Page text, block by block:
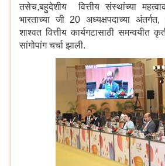
तसेच,बहुदेशीय वित्तीय संस्थांच्या
भारताच्या जी 20 अध्यक्षपदाच्या
शाश्वत वित्तीय कार्यगटासाठी समन्वयीत
सांगोपांग चर्चा झाली.